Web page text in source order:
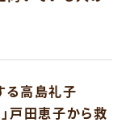
る高島礼子
戸田恵子から救